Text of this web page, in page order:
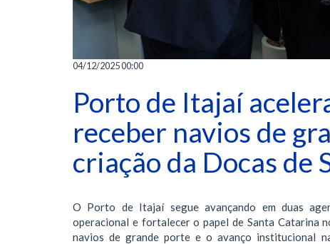
04/12/2025 00:00
Porto de Itajaí
receber navios de
criação da Docas de
O Porto de Itajaí segue avançando em duas
operacional e fortalecer o papel de Santa Catarina
navios de grande porte e o avanço institucional